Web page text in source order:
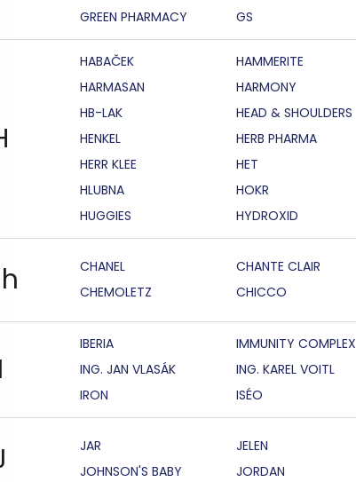
GREEN PHARMACY GS
HABAČEK HAMMERITE
HARMASAN
HARMONY
HB-LAK
HEAD & SHOULDERS
HENKEL
HERB PHARMA
HERR KLEE
HET
HLUBNA
HOKR
HUGGIES
HYDROXID
CHANEL CHANTE CLAIR
CHEMOLETZ
CHICCO
IBERIA IMMUNITY COMPLEX
ING. JAN VLASÁK
ING. KAREL VOITL
IRON
ISÉO
JAR JELEN
JOHNSON'S BABY
JORDAN